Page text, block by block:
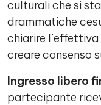
culturali che si
drammatiche
chiarire
creare consenso
Ingresso libero
partecipante